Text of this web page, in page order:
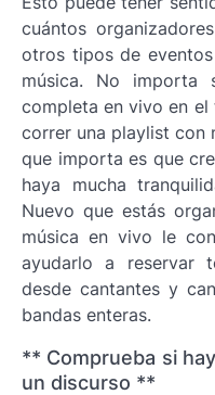
cuántos
otros tipos de
música. No importa
completa en vivo en
correr una playlist con
que importa es que
haya mucha
Nuevo que estás
música en vivo le
ayudarlo a reservar
desde cantantes y
bandas enteras.
** Comprueba si
un discurso **